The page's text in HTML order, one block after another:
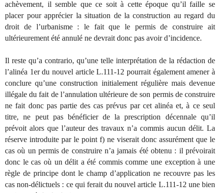
achèvement, il semble que ce soit à cette époque qu’il faille se
placer pour apprécier la situation de la construction au regard du
droit de l’urbanisme : le fait que le permis de construire ait
ultérieurement été annulé ne devrait donc pas avoir d’incidence.
Il reste qu’a contrario, qu’une telle interprétation de la rédaction de
l’alinéa 1er du nouvel article L.111-12 pourrait également amener à
conclure qu’une construction initialement régulière mais devenue
illégale du fait de l’annulation ultérieure de son permis de construire
ne fait donc pas partie des cas prévus par cet alinéa et, à ce seul
titre, ne peut pas bénéficier de la prescription décennale qu’il
prévoit alors que l’auteur des travaux n’a commis aucun délit. La
réserve introduite par le point f) ne viserait donc assurément que le
cas où un permis de construire n’a jamais été obtenu : il prévoirait
donc le cas où un délit a été commis comme une exception à une
règle de principe dont le champ d’application ne recouvre pas les
cas non-délictuels : ce qui ferait du nouvel article L.111-12 une bien